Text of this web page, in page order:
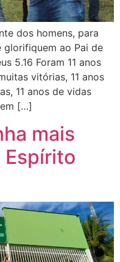
dos homens, para
glorifiquem ao Pai de
5.16 Foram 11 anos
vitórias, 11 anos
11 anos de vidas
em […]
mais
Espírito